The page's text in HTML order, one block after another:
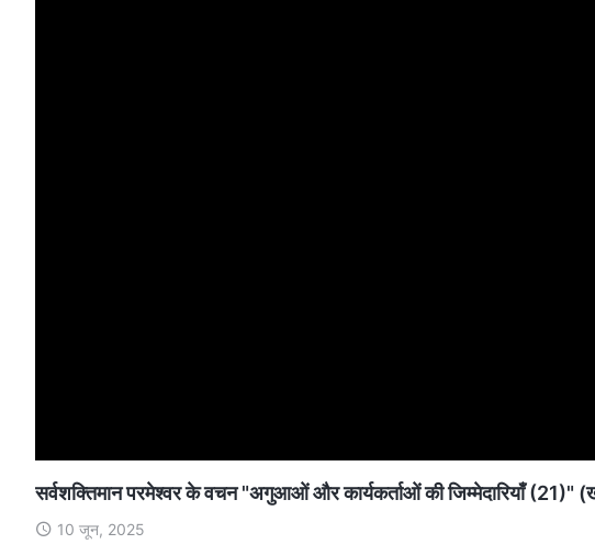
सर्वशक्तिमान परमेश्वर के वचन "अगुआओं और कार्यकर्ताओं की जिम्मेदारियाँ (21)"
10 जून, 2025